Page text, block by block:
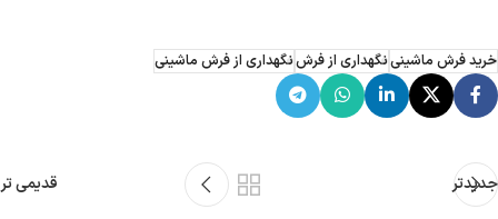
خرید فرش ماشینینگهداری از فرشنگهداری از فرش ماشینی
جدیدتر قدیمی تر